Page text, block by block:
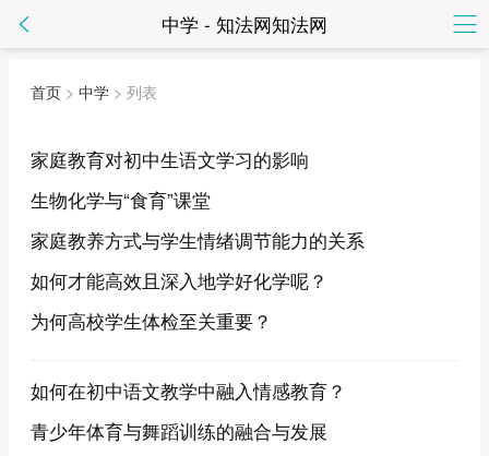
中学 - 知法网知法网
首页 > 中学 > 列表
家庭教育对初中生语文学习的影响
生物化学与“食育”课堂
家庭教养方式与学生情绪调节能力的关系
如何才能高效且深入地学好化学呢？
为何高校学生体检至关重要？
如何在初中语文教学中融入情感教育？
青少年体育与舞蹈训练的融合与发展